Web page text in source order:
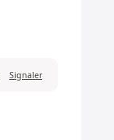
Signaler